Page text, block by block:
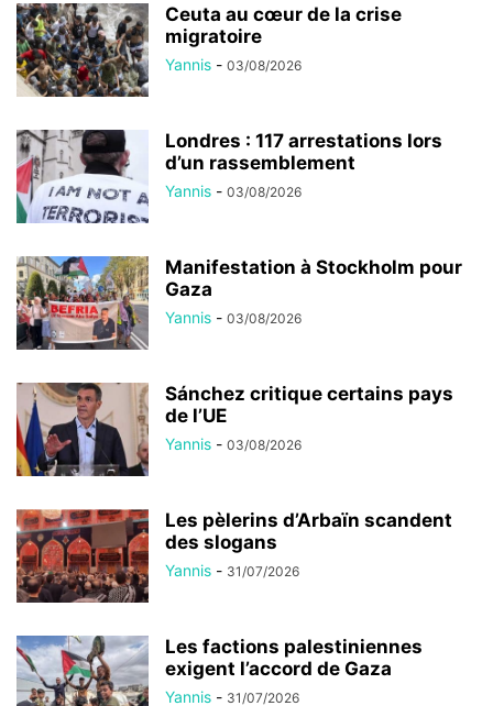
Ceuta au cœur de la crise
migratoire
Yannis - 03/08/2026
Londres : 117 arrestations lors
d’un rassemblement
Yannis - 03/08/2026
Manifestation à Stockholm pour
Gaza
Yannis - 03/08/2026
Sánchez critique certains pays
de l’UE
Yannis - 03/08/2026
Les pèlerins d’Arbaïn scandent
des slogans
Yannis - 31/07/2026
Les factions palestiniennes
exigent l’accord de Gaza
Yannis - 31/07/2026